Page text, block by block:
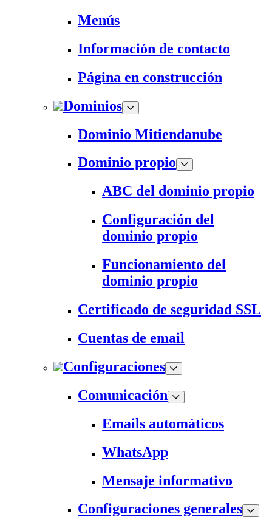
Menús
Información de contacto
Página en construcción
Dominios
Dominio Mitiendanube
Dominio propio
ABC del dominio propio
Configuración del
dominio propio
Funcionamiento del
dominio propio
Certificado de seguridad SSL
Cuentas de email
Configuraciones
Comunicación
Emails automáticos
WhatsApp
Mensaje informativo
Configuraciones generales